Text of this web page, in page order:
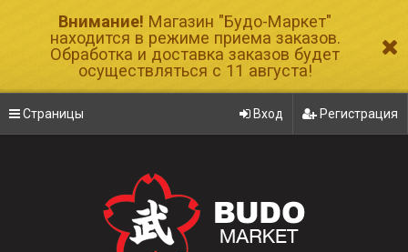
Внимание! Магазин "Будо-Маркет"
находится в режиме приема заказов.
Обработка и доставка заказов будет
осуществляться с 11 августа!
Страницы Вход Регистрация